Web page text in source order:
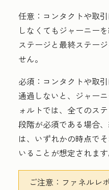
任意： コンタクトや取
しなくてもジャーニー
ステージと最終ステー
せん。
必須： コンタクトや取
通過しないと、ジャー
ォルトでは、全てのス
段階が必須である場合
は、いずれかの時点で
いることが想定されます
ご注意：ファネルレ